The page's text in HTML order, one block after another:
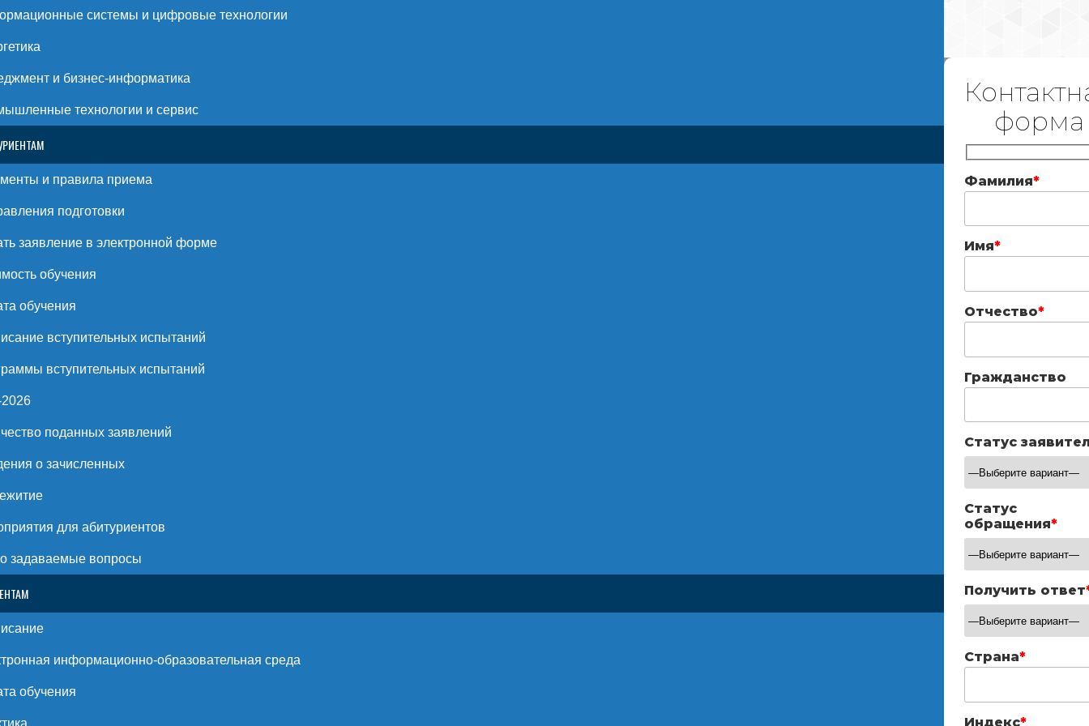
системы и цифровые технологии
и бизнес-информатика
технологии и сервис
и правила приема
подготовки
заявление в электронной форме
обучения
обучения
вступительных испытаний
вступительных испытаний
поданных заявлений
о зачисленных
для абитуриентов
задаваемые вопросы
информационно-образовательная среда
обучения
форма
Фамилия*
Имя*
Отчество*
Гражданство
Статус
Статус
обращения*
Получить ответ
Страна*
Индекс*